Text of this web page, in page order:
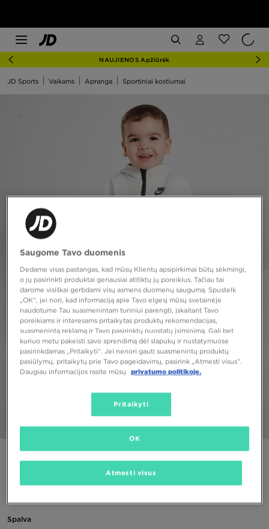
NAUJIENOS Apžiūrėk
JD Sports Vaikams Apranga Sportiniai kostiumai
60,00 €
Spalva
Saugome Tavo duomenis
Dedame visas pastangas, kad mūsų Klientų apsipirkimai būtų sėkmingi,
o jų pasirinkti produktai geriausiai atitiktų jų poreikius. Tačiau tai
darome visiškai gerbdami visų asmens duomenų saugumą. Spustelk
„OK“, jei nori, kad informaciją apie Tavo elgesį mūsų svetainėje
naudotume Tau suasmenintam turiniui parengti, įskaitant Tavo
poreikiams ir interesams pritaikytas produktų rekomendacijas,
suasmenintą reklamą ir Tavo pasirinktų nuostatų įsiminimą. Gali bet
kuriuo metu pakeisti savo sprendimą dėl slapukų ir nustatymuose
pasirinkdamas „Pritaikyti“. Jei nenori gauti suasmenintų produktų
pasiūlymų, pritaikytų prie Tavo pageidavimų, pasirink „Atmesti visus”.
Daugiau informacijos rasite mūsų
privatumo politikoje.
Pritaikyti
Atmesti visus
OK